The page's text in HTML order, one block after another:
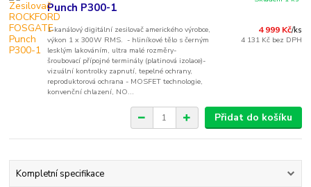
Punch P300-1
1-kanálový digitální zesilovač amerického výrobce,
výkon 1 x 300W RMS. - hliníkové tělo s černým
lesklým lakováním, ultra malé rozměry-
šroubovací přípojné terminály (platinová izolace)-
vizuální kontrolky zapnutí, tepelné ochrany,
reproduktorová ochrana - MOSFET technologie,
konvenční chlazení, NO...
4 999 Kč/ks
4 131 Kč bez DPH
Přidat do košíku
Kompletní specifikace